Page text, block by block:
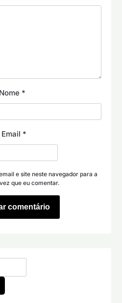
Nome *
Email *
e site neste navegador para a
que eu comentar.